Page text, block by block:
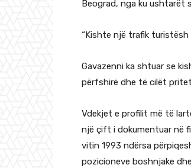
Beograd, nga ku ushtarët
“Kishte një trafik turistësh
Gavazenni ka shtuar se
përfshirë dhe të cilët
Vdekjet e profilit më të
një çift i dokumentuar në
vitin 1993 ndërsa
pozicioneve boshnjake